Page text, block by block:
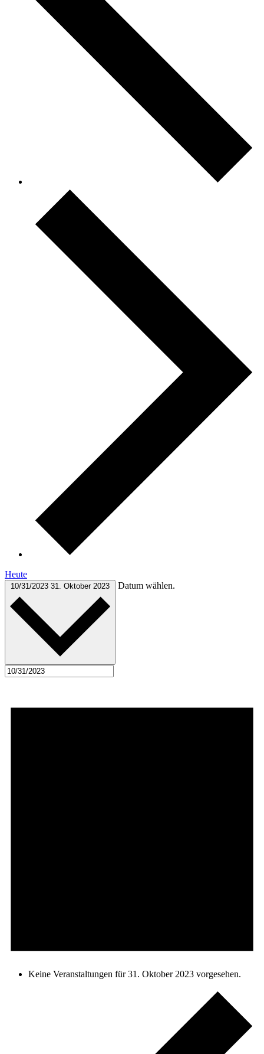
Heute
10/31/2023 31. Oktober 2023 Datum wählen.
Keine Veranstaltungen für 31. Oktober 2023 vorgesehen.